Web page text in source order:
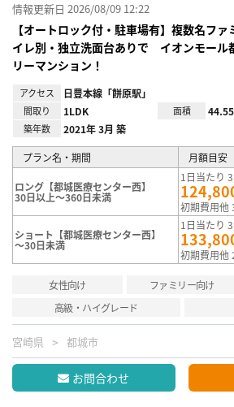
情報更新日 2026/08/09 12:22
【オートロック付・駐車場有】複数名フ
イレ別・独立洗面台ありで イオンモール
リーマンション！
アクセス 日豊本線「餅原駅」
間取り 1LDK 面積
築年数 2021年 3月 築
プラン名・期間 月額目安
ロング【都城医療センター西】
30日以上～360日未満
1日当たり
初期費用他
ショート【都城医療センター西】
～30日未満
1日当たり
初期費用他
女性向け ファミリー向け
高級・ハイグレード
宮崎県 都城市
お問合わせ